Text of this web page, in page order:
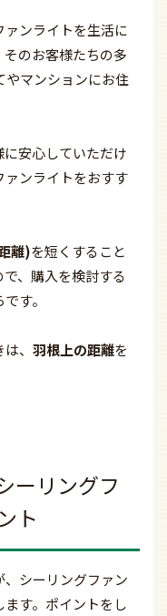
ンライトを生活に
のお客様たちの多
やマンションにお住
安心していただけ
ンライトをおすす
離)を短くすること
、購入を検討する
す。
、 羽根上の距離を
ーリングフ
ト
シーリングファン
す。ポイントをし